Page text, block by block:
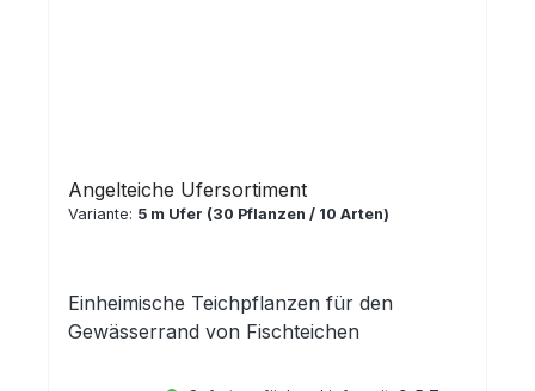
Angelteiche Ufersortiment
Variante: 5 m Ufer (30 Pflanzen / 10 Arten)
Einheimische Teichpflanzen für den
Gewässerrand von Fischteichen